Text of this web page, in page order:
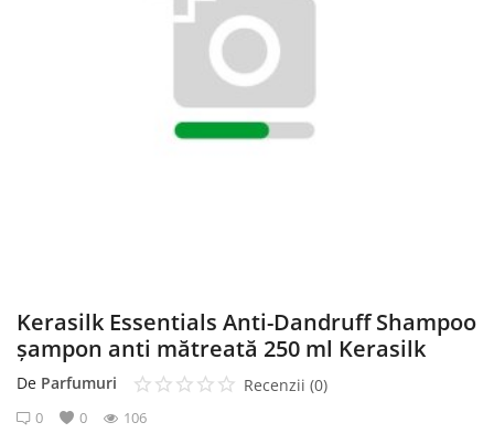
Kerasilk Essentials Anti-Dandruff Shampoo
șampon anti mătreată 250 ml Kerasilk
De Parfumuri Recenzii (0)
0 0 106